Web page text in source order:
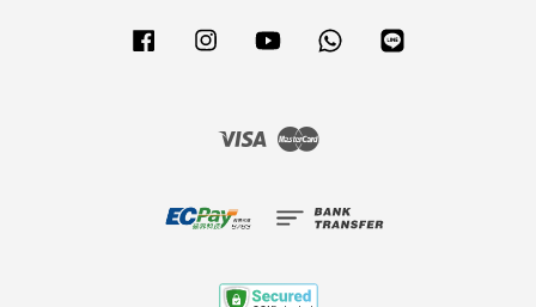
Facebook Instagram YouTube Whatsapp
Visa Master